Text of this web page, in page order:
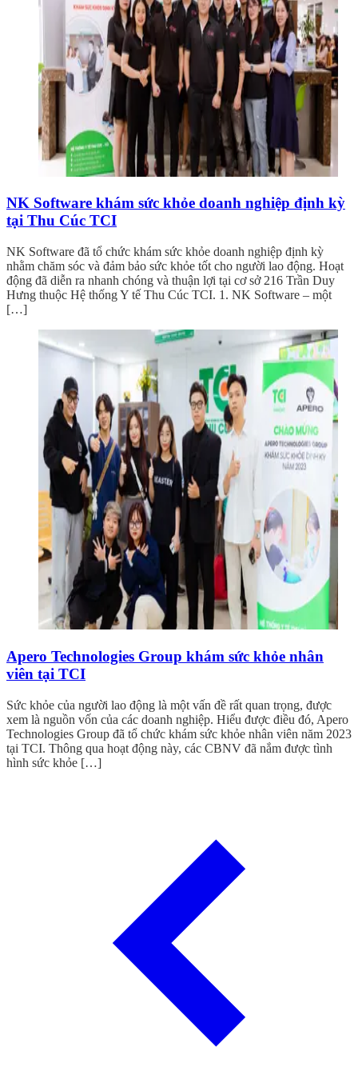
NK Software khám sức khỏe doanh nghiệp định kỳ
tại Thu Cúc TCI
NK Software đã tổ chức khám sức khỏe doanh nghiệp định kỳ
nhằm chăm sóc và đảm bảo sức khỏe tốt cho người lao động. Hoạt
động đã diễn ra nhanh chóng và thuận lợi tại cơ sở 216 Trần Duy
Hưng thuộc Hệ thống Y tế Thu Cúc TCI. 1. NK Software – một
[…]
Apero Technologies Group khám sức khỏe nhân
viên tại TCI
Sức khỏe của người lao động là một vấn đề rất quan trọng, được
xem là nguồn vốn của các doanh nghiệp. Hiểu được điều đó, Apero
Technologies Group đã tổ chức khám sức khỏe nhân viên năm 2023
tại TCI. Thông qua hoạt động này, các CBNV đã nắm được tình
hình sức khỏe […]